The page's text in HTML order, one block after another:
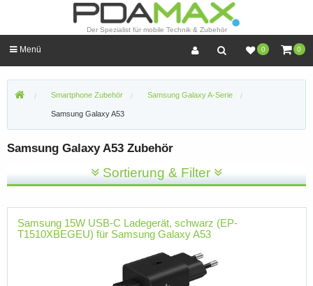
Der Spezialist für mobile Technik & Zubehör
0 0
Menü
Smartphone Zubehör Samsung Galaxy A-Serie
Samsung Galaxy A53
Samsung Galaxy A53 Zubehör
Sortierung & Filter
Samsung 15W USB-C Ladegerät, schwarz (EP-
T1510XBEGEU) für Samsung Galaxy A53